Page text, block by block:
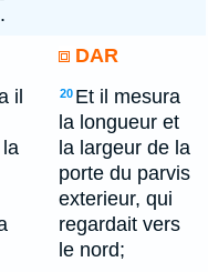
DAR
il
la
20 Et il mesura
la longueur et
la largeur de la
porte du parvis
exterieur, qui
regardait vers
le nord;